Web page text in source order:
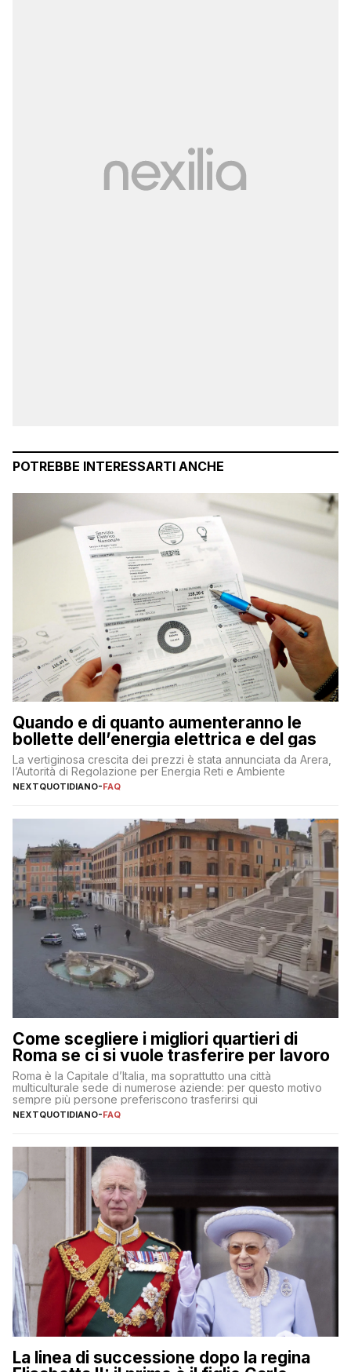
POTREBBE INTERESSARTI ANCHE
Quando e di quanto aumenteranno le
bollette dell’energia elettrica e del gas
La vertiginosa crescita dei prezzi è stata annunciata da Arera,
l’Autorità di Regolazione per Energia Reti e Ambiente
NEXTQUOTIDIANO-FAQ
Come scegliere i migliori quartieri di
Roma se ci si vuole trasferire per lavoro
Roma è la Capitale d’Italia, ma soprattutto una città
multiculturale sede di numerose aziende: per questo motivo
sempre più persone preferiscono trasferirsi qui
NEXTQUOTIDIANO-FAQ
La linea di successione dopo la regina